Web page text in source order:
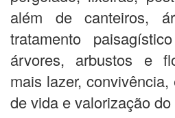
além de canteiros,
tratamento
árvores, arbustos e
mais lazer,
de vida e valorização do